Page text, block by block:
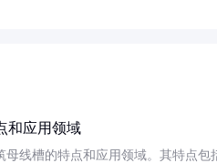
和应用领域
母线槽的特点和应用领域。其特点